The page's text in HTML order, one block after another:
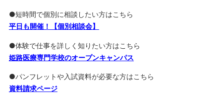
●短時間で個別に相談したい方はこちら
平日も開催！【個別相談会】
●体験で仕事を詳しく知りたい方はこちら
姫路医療専門学校のオープンキャンパス
●パンフレットや入試資料が必要な方はこちら
資料請求ページ